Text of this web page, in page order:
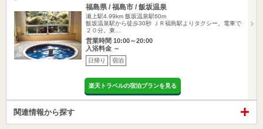
福島県 / 福島市 / 飯坂温泉
瀬上駅4.99km 飯坂温泉駅60m
飯坂温泉駅から徒歩30秒 ＪＲ福島駅よりタクシー。電車で
２０分。東…
営業時間 10:00～20:00
入浴料金 ～
日帰り 宿泊
楽天トラベルの宿泊プランを見る
関連情報から探す